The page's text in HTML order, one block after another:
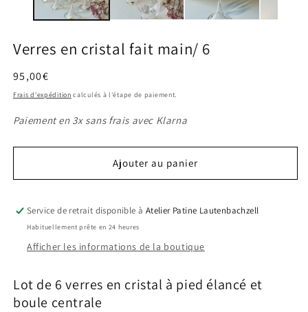
Verres en cristal fait main/ 6
Prix
habituel
95,00€
Frais d'expédition calculés à l'étape de paiement.
Paiement en 3x sans frais avec Klarna
Ajouter au panier
Service de retrait disponible à Atelier Patine Lautenbachzell
Habituellement prête en 24 heures
Afficher les informations de la boutique
Lot de 6 verres en cristal à pied élancé et
boule centrale